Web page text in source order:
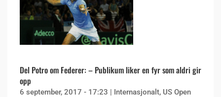
Del Potro om Federer: – Publikum liker en fyr som aldri gir
opp
6 september, 2017 - 17:23 | Internasjonalt, US Open